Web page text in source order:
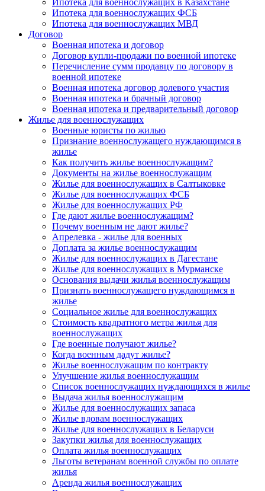
Ипотека для военнослужащих в Казахстане
Ипотека для военнослужащих ФСБ
Ипотека для военнослужащих МВД
Договор
Военная ипотека и договор
Договор купли-продажи по военной ипотеке
Перечисление сумм продавцу по договору в
военной ипотеке
Военная ипотека договор долевого участия
Военная ипотека и брачный договор
Военная ипотека и предварительный договор
Жилье для военнослужащих
Военные юристы по жилью
Признание военнослужащего нуждающимся в
жилье
Как получить жилье военнослужащим?
Документы на жилье военнослужащим
Жилье для военнослужащих в Салтыковке
Жилье для военнослужащих ФСБ
Жилье для военнослужащих РФ
Где дают жилье военнослужащим?
Почему военным не дают жилье?
Апрелевка - жилье для военных
Доплата за жилье военнослужащим
Жилье для военнослужащих в Дагестане
Жилье для военнослужащих в Мурманске
Основания выдачи жилья военнослужащим
Признать военнослужащего нуждающимся в
жилье
Социальное жилье для военнослужащих
Стоимость квадратного метра жилья для
военнослужащих
Где военные получают жилье?
Когда военным дадут жилье?
Жилье военнослужащим по контракту
Улучшение жилья военнослужащим
Список военнослужащих нуждающихся в жилье
Выдача жилья военнослужащим
Жилье для военнослужащих запаса
Жилье вдовам военнослужащих
Жилье для военнослужащих в Беларуси
Закупки жилья для военнослужащих
Оплата жилья военнослужащих
Льготы ветеранам военной службы по оплате
жилья
Аренда жилья военнослужащих